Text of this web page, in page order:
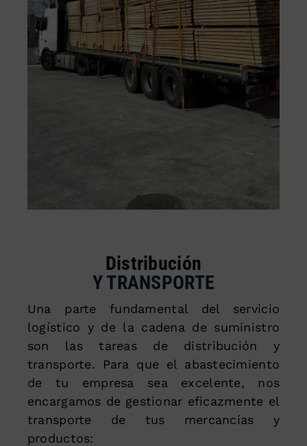
Distribución
Y TRANSPORTE
Una parte fundamental del servicio
logístico y de la cadena de suministro
son las tareas de distribución y
transporte. Para que el abastecimiento
de tu empresa sea excelente, nos
encargamos de gestionar eficazmente el
transporte de tus mercancías y
productos: